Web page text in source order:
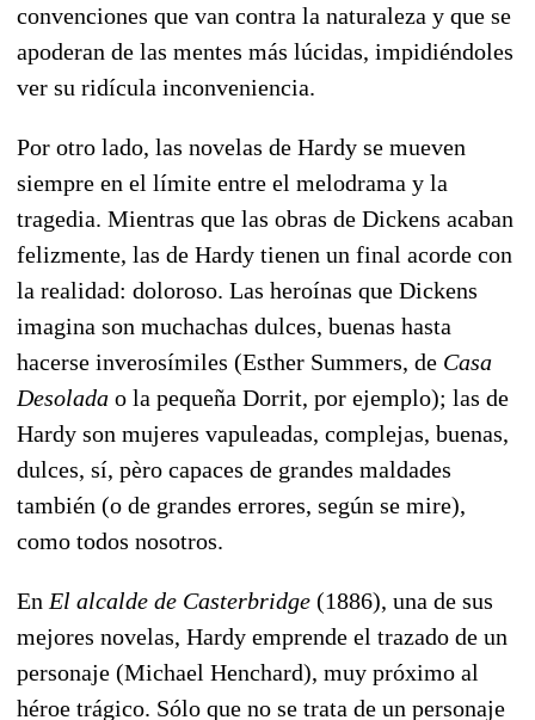
convenciones que van contra la naturaleza y que se
apoderan de las mentes más lúcidas, impidiéndoles
ver su ridícula inconveniencia.
Por otro lado, las novelas de Hardy se mueven
siempre en el límite entre el melodrama y la
tragedia. Mientras que las obras de Dickens acaban
felizmente, las de Hardy tienen un final acorde con
la realidad: doloroso. Las heroínas que Dickens
imagina son muchachas dulces, buenas hasta
hacerse inverosímiles (Esther Summers, de Casa
Desolada o la pequeña Dorrit, por ejemplo); las de
Hardy son mujeres vapuleadas, complejas, buenas,
dulces, sí, pèro capaces de grandes maldades
también (o de grandes errores, según se mire),
como todos nosotros.
En El alcalde de Casterbridge (1886), una de sus
mejores novelas, Hardy emprende el trazado de un
personaje (Michael Henchard), muy próximo al
héroe trágico. Sólo que no se trata de un personaje